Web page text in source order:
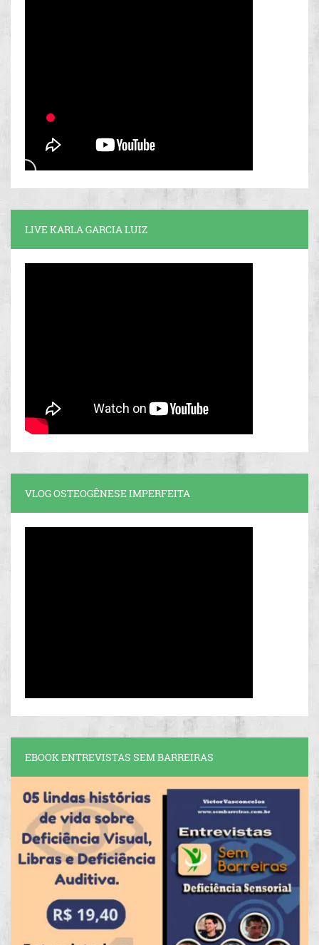
LIVE KARLA GARCIA LUIZ
VLOG OSTEOGÊNESE IMPERFEITA
EBOOK ENTREVISTAS SEM BARREIRAS